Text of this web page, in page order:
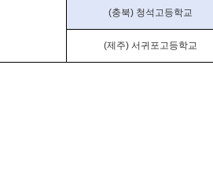
(충북) 청석고등학교
(제주) 서귀포고등학교